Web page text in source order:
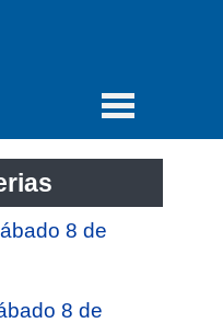
8 de
8 de